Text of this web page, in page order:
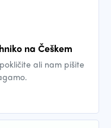
na Češkem
ali nam pišite